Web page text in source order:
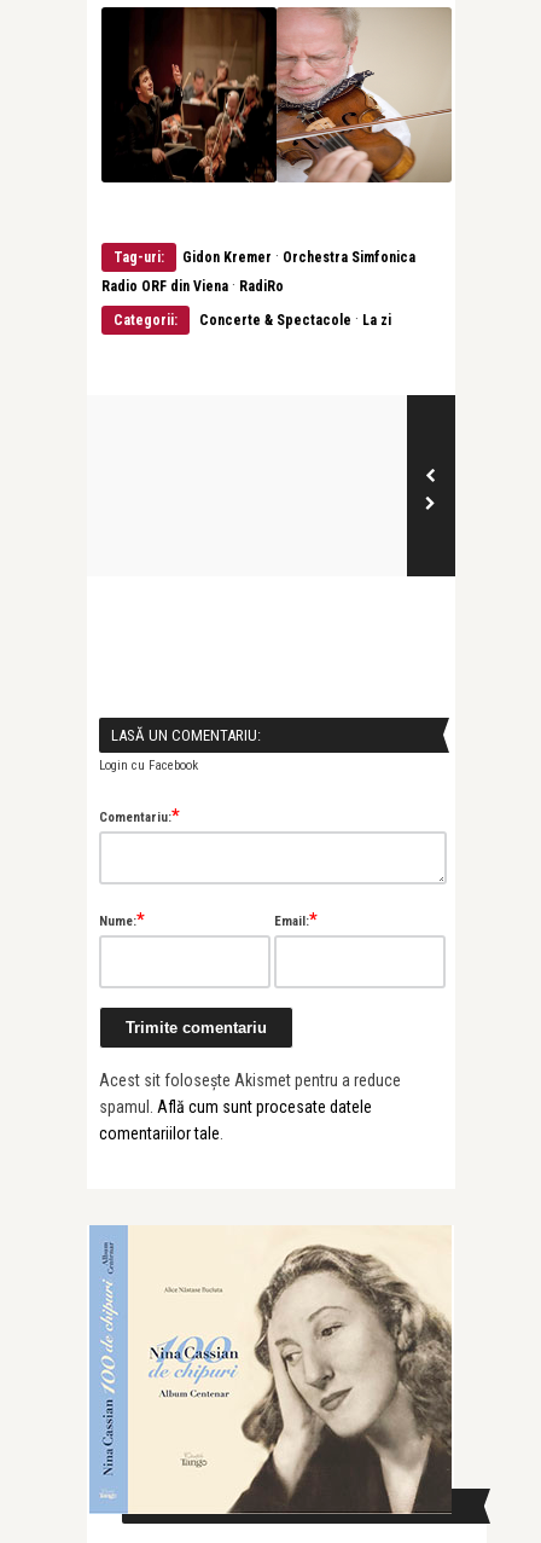
Tag-uri: Gidon Kremer · Orchestra Simfonica
Radio ORF din Viena · RadiRo
Categorii:
Concerte & Spectacole · La zi
LASĂ UN COMENTARIU:
Login cu Facebook
Comentariu:*
Nume:* Email:*
Acest sit folosește Akismet pentru a reduce
spamul. Află cum sunt procesate datele
comentariilor tale
CAUTĂ ÎN SITE